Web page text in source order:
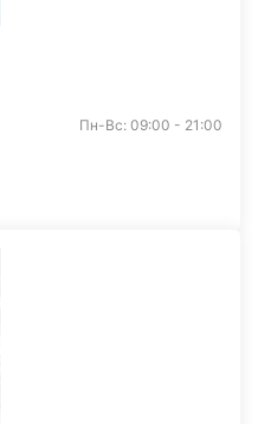
Пн-Вс: 09:00 - 21:00